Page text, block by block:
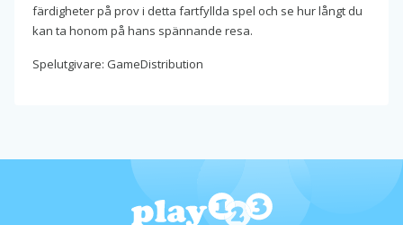
färdigheter på prov i detta fartfyllda spel och se hur långt du
kan ta honom på hans spännande resa.
Spelutgivare: GameDistribution